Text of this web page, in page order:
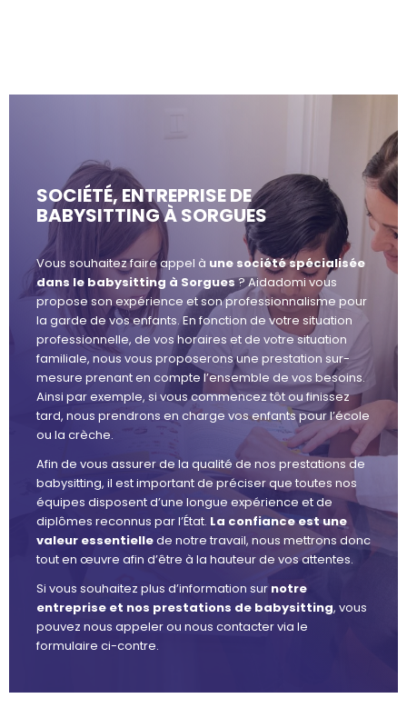
SOCIÉTÉ, ENTREPRISE DE
BABYSITTING À SORGUES
Vous souhaitez faire appel à une société spécialisée
dans le babysitting à Sorgues? Aidadomi vous
propose son expérience et son professionnalisme pour
la garde de vos enfants. En fonction de votre situation
professionnelle, de vos horaires et de votre situation
familiale, nous vous proposerons une prestation sur-
mesure prenant en compte l’ensemble de vos besoins.
Ainsi par exemple, si vous commencez tôt ou finissez
tard, nous prendrons en charge vos enfants pour l’école
ou la crèche.
Afin de vous assurer de la qualité de nos prestations de
babysitting, il est important de préciser que toutes nos
équipes disposent d’une longue expérience et de
diplômes reconnus par l’État. La confiance est une
valeur essentiellede notre travail, nous mettrons donc
tout en œuvre afin d’être à la hauteur de vos attentes.
Si vous souhaitez plus d’information sur notre
entreprise et nos prestations de babysitting, vous
pouvez nous appeler ou nous contacter via le
formulaire ci-contre.